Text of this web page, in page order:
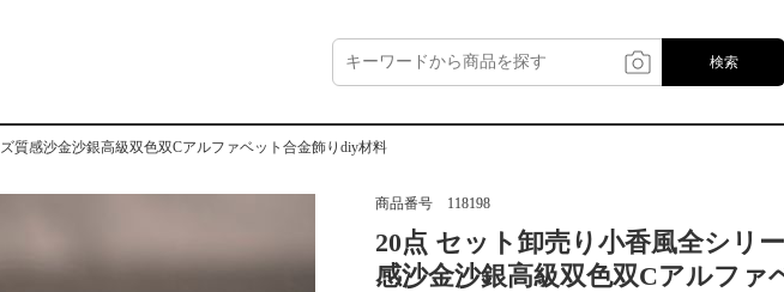
検索
質感沙金沙銀高級双色双Cアルファベット合金飾りdiy材料
商品番号 118198
20点 セット卸売り小香風全シリ
感沙金沙銀高級双色双Cアルファ